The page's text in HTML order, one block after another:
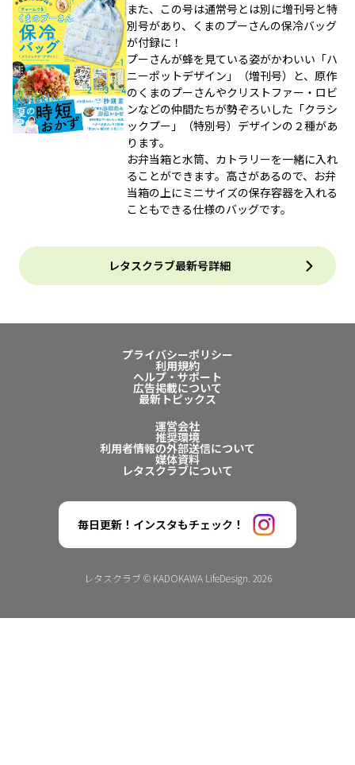
また、この号は通常号とは別に増刊号と特
別号があり、くまのプーさんの保冷バッグ
が付録に！
プーさんが蜂を見ている姿がかわいい「ハ
ニーポットデザイン」（増刊号）と、原作
のくまのプーさんやクリストファー・ロビ
ンなどの仲間たちが勢ぞろいした「クラシ
ックプー」（特別号）デザインの２種があ
ります。
お弁当箱と水筒、カトラリーを一緒に入れ
ることができます。高さがあるので、お弁
当箱の上にミニサイズの保存容器を入れる
こともできる仕様のバッグです。
レタスクラブ最新号詳細
プライバシーポリシー
利用規約
ヘルプ・サポート
広告掲載について
最新トピックス
運営会社
推奨環境
利用者情報の外部送信について
媒体資料
レタスクラブについて
毎日更新！インスタもチェック！
レタスクラブ © KADOKAWA LifeDesign. 2026